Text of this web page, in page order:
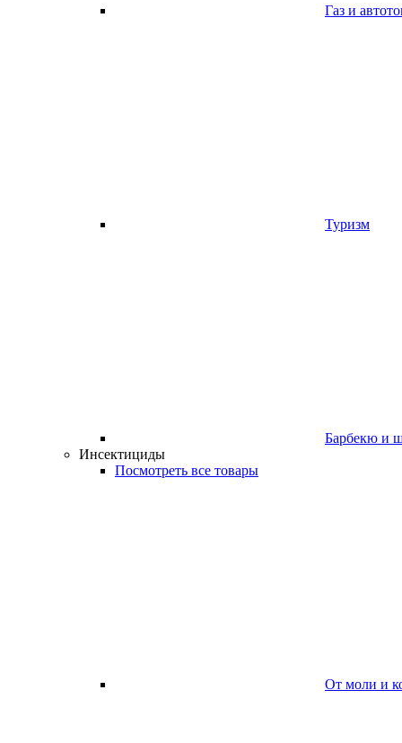
Газ и
Туризм
Барбекю и
Инсектициды
Посмотреть все товары
От моли и